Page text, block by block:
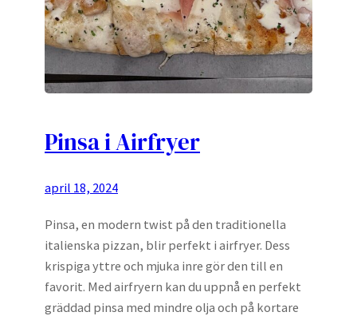
Pinsa i Airfryer
april 18, 2024
Pinsa, en modern twist på den traditionella
italienska pizzan, blir perfekt i airfryer. Dess
krispiga yttre och mjuka inre gör den till en
favorit. Med airfryern kan du uppnå en perfekt
gräddad pinsa med mindre olja och på kortare